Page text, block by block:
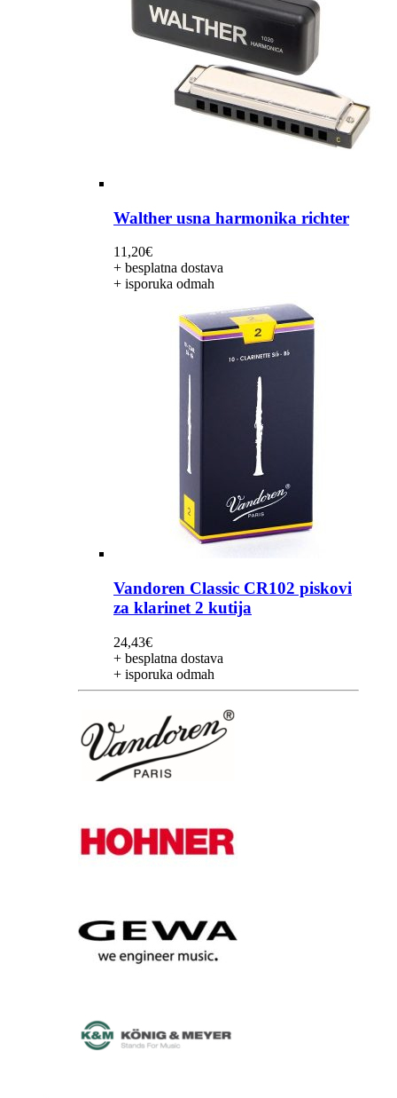
Walther usna harmonika richter
11,20€
+ besplatna dostava
+ isporuka odmah
Vandoren Classic CR102 piskovi
za klarinet 2 kutija
24,43€
+ besplatna dostava
+ isporuka odmah